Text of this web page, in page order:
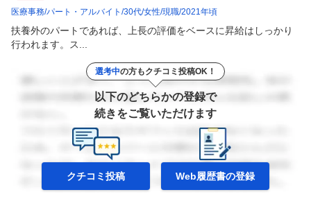
医療事務 パート・アルバイト 30代 女性 現職 2021年頃
扶養外のパートであれば、上長の評価をベースに昇給はしっかり
行われます。ス...
選考中の方もクチコミ投稿OK！
以下のどちらかの登録で
続きをご覧いただけます
クチコミ投稿 Web履歴書の登録